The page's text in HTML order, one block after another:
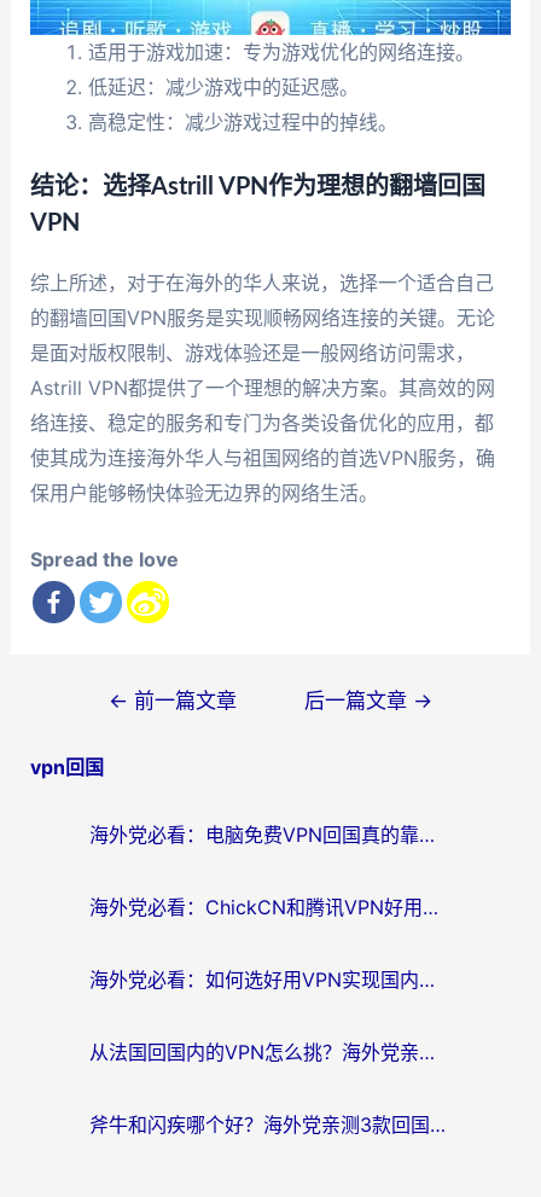
适用于游戏加速：专为游戏优化的网络连接。
低延迟：减少游戏中的延迟感。
高稳定性：减少游戏过程中的掉线。
结论：选择Astrill VPN作为理想的翻墙回国
VPN
综上所述，对于在海外的华人来说，选择一个适合自己
的翻墙回国VPN服务是实现顺畅网络连接的关键。无论
是面对版权限制、游戏体验还是一般网络访问需求，
Astrill VPN都提供了一个理想的解决方案。其高效的网
络连接、稳定的服务和专门为各类设备优化的应用，都
使其成为连接海外华人与祖国网络的首选VPN服务，确
保用户能够畅快体验无边界的网络生活。
Spread the love
导
← 前一篇文章 后一篇文章 →
vpn回国
海外党必看：电脑免费VPN回国真的靠谱吗？附实测对比与最优方案指南
海外党必看：ChickCN和腾讯VPN好用吗？3招选对回国加速器，告别地区限制
海外党必看：如何选好用VPN实现国内资源无缝访问？从越南到全球都适用
从法国回国内的VPN怎么挑？海外党亲测：稳定、多端、安全才是关键
斧牛和闪疾哪个好？海外党亲测3款回国加速器，教你选到不踩坑的那一款